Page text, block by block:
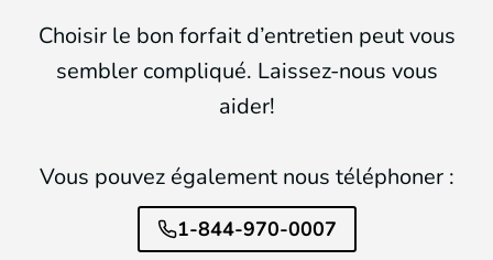
Choisir le bon forfait d’entretien peut vous
sembler compliqué. Laissez-nous vous
aider!
Vous pouvez également nous téléphoner :
1-844-970-0007